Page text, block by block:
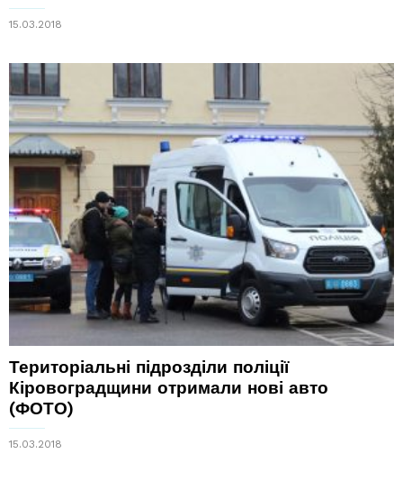
15.03.2018
Територіальні підрозділи поліції
Кіровоградщини отримали нові авто
(ФОТО)
15.03.2018